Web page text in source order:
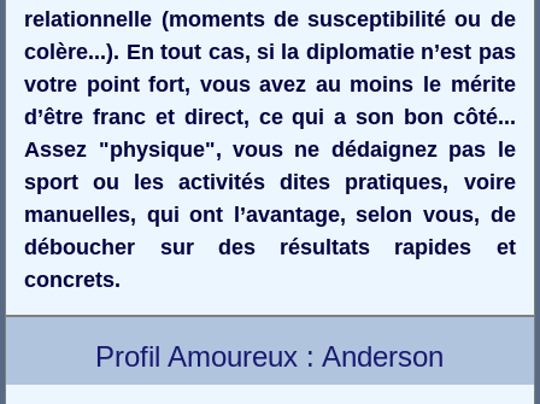
relationnelle (moments de susceptibilité ou de
colère...). En tout cas, si la diplomatie n’est pas
votre point fort, vous avez au moins le mérite
d’être franc et direct, ce qui a son bon côté...
Assez "physique", vous ne dédaignez pas le
sport ou les activités dites pratiques, voire
manuelles, qui ont l’avantage, selon vous, de
déboucher sur des résultats rapides et
concrets.
Profil Amoureux : Anderson